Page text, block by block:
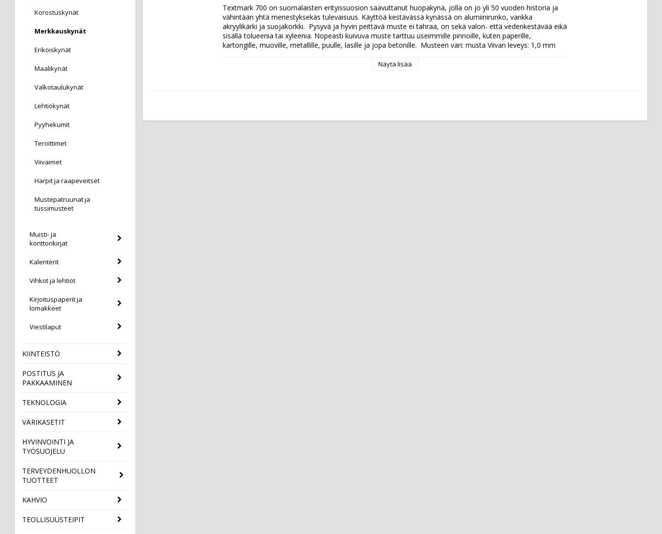
Korostuskynät
Merkkauskynät
Erikoiskynät
Maalikynät
Valkotaulukynät
Lehtiökynät
Pyyhekumit
Teroittimet
Viivaimet
Harpit ja raapeveitset
Mustepatruunat ja
tussimusteet
Muisti- ja
konttorikirjat
Kalenterit
Vihkot ja lehtiöt
Kirjoituspaperit ja
lomakkeet
Viestilaput
KIINTEISTÖ
POSTITUS JA
PAKKAAMINEN
TEKNOLOGIA
VÄRIKASETIT
HYVINVOINTI JA
TYÖSUOJELU
TERVEYDENHUOLLON
TUOTTEET
KAHVIO
TEOLLISUUSTEIPIT
Textmark 700 on suomalaisten erityissuosion saavuttanut huopakynä, jolla on jo yli 50 vuoden historia ja
vähintään yhtä menestyksekäs tulevaisuus. Käyttöä kestävässä kynässä on alumiinirunko, vankka
akryylikärki ja suojakorkki.  Pysyvä ja hyvin peittävä muste ei tahraa, on sekä valon- että vedenkestävää eikä
sisällä tolueenia tai xyleenia. Nopeasti kuivuva muste tarttuu useimmille pinnoille, kuten paperille,
kartongille, muoville, metallille, puulle, lasille ja jopa betonille.  Musteen väri: musta Viivan leveys: 1,0 mm
Näytä lisää